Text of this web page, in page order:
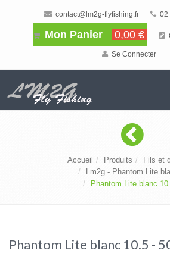
contact@lm2g-flyfishing.fr 02
Mon Panier 0,00 €
Se Connecter
Accueil Produits
Fils et
Lm2g - Phantom Lite
Phantom Lite blanc
Phantom Lite blanc 10.5 -